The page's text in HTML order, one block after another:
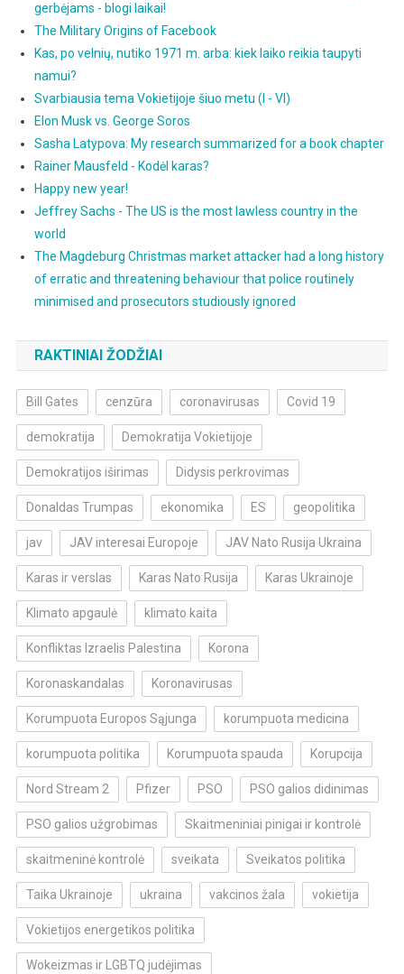
gerbėjams - blogi laikai!
The Military Origins of Facebook
Kas, po velnių, nutiko 1971 m. arba: kiek laiko reikia taupyti
namui?
Svarbiausia tema Vokietijoje šiuo metu (I - VI)
Elon Musk vs. George Soros
Sasha Latypova: My research summarized for a book chapter
Rainer Mausfeld - Kodėl karas?
Happy new year!
Jeffrey Sachs - The US is the most lawless country in the
world
The Magdeburg Christmas market attacker had a long history
of erratic and threatening behaviour that police routinely
minimised and prosecutors studiously ignored
RAKTINIAI ŽODŽIAI
Bill Gates cenzūra coronavirusas Covid 19
demokratija Demokratija Vokietijoje
Demokratijos iširimas Didysis perkrovimas
Donaldas Trumpas ekonomika ES geopolitika
jav JAV interesai Europoje JAV Nato Rusija Ukraina
Karas ir verslas Karas Nato Rusija Karas Ukrainoje
Klimato apgaulė klimato kaita
Konfliktas Izraelis Palestina Korona
Koronaskandalas Koronavirusas
Korumpuota Europos Sąjunga korumpuota medicina
korumpuota politika Korumpuota spauda Korupcija
Nord Stream 2 Pfizer PSO PSO galios didinimas
PSO galios užgrobimas Skaitmeniniai pinigai ir kontrolė
skaitmeninė kontrolė sveikata Sveikatos politika
Taika Ukrainoje ukraina vakcinos žala vokietija
Vokietijos energetikos politika
Wokeizmas ir LGBTQ judėjimas